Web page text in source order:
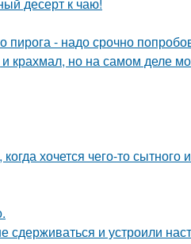
пирога - надо срочно
крахмал, но на самом деле
хочется чего-то сытного
и устроили